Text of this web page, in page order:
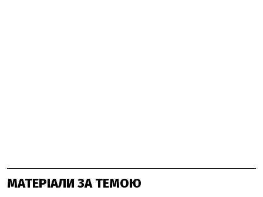
МАТЕРІАЛИ ЗА ТЕМОЮ